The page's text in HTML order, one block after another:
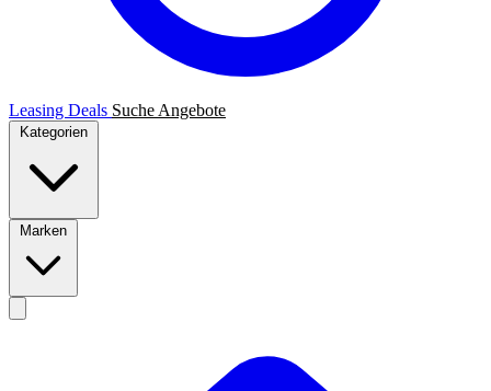
Leasing Deals Suche Angebote
Kategorien
Marken